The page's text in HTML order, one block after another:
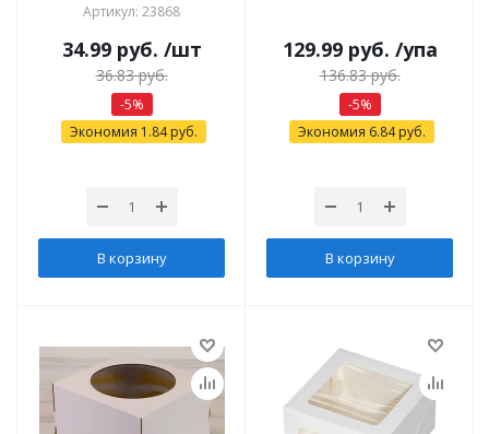
Артикул: 23868
34.99руб. /шт
36.83руб.
-5%
Экономия 1.84руб.
В корзину
129.99руб. /упа
136.83руб.
-5%
Экономия 6.84руб.
В корзину